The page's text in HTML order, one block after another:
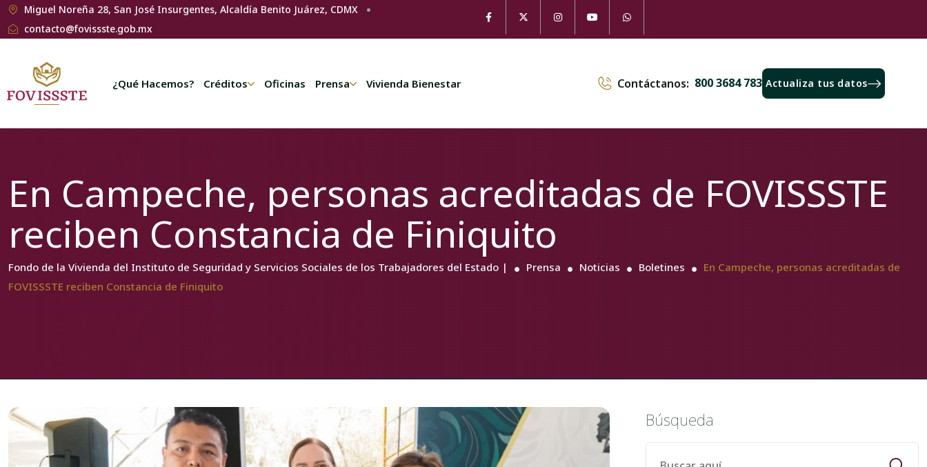
Miguel Noreña 28, San José Insurgentes, Alcaldía Benito Juárez, CDMX
contacto@fovissste.gob.mx
¿Qué Hacemos? Créditos Oficinas Prensa Vivienda Bienestar Contáctanos: 800 3684 783 Actualiza tus datos
En Campeche, personas acreditadas de FOVISSSTE
reciben Constancia de Finiquito
Fondo de la Vivienda del Instituto de Seguridad y Servicios Sociales de los Trabajadores del Estado | Prensa Noticias Boletines
En Campeche, personas acreditadas de
FOVISSSTE reciben Constancia de Finiquito
Búsqueda